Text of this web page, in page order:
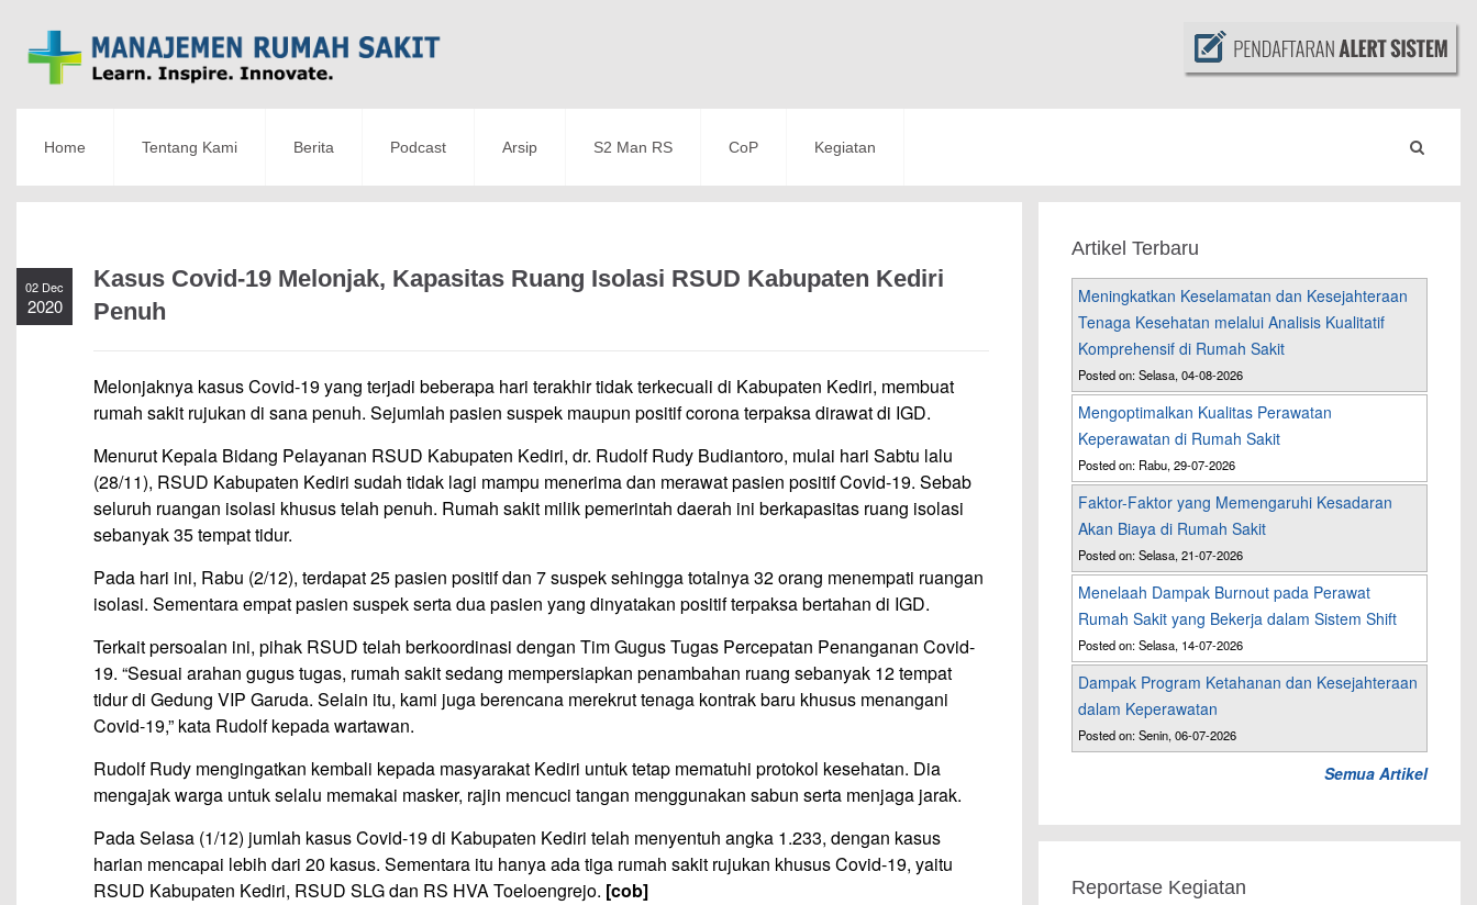
Home Tentang Kami Berita Podcast Arsip S2 Man RS CoP Kegiatan
02 Dec
2020
Kasus Covid-19 Melonjak, Kapasitas Ruang Isolasi RSUD Kabupaten Kediri
Penuh
Melonjaknya kasus Covid-19 yang terjadi beberapa hari terakhir tidak terkecuali di Kabupaten Kediri, membuat
rumah sakit rujukan di sana penuh. Sejumlah pasien suspek maupun positif corona terpaksa dirawat di IGD.
Menurut Kepala Bidang Pelayanan RSUD Kabupaten Kediri, dr. Rudolf Rudy Budiantoro, mulai hari Sabtu lalu
(28/11), RSUD Kabupaten Kediri sudah tidak lagi mampu menerima dan merawat pasien positif Covid-19. Sebab
seluruh ruangan isolasi khusus telah penuh. Rumah sakit milik pemerintah daerah ini berkapasitas ruang isolasi
sebanyak 35 tempat tidur.
Pada hari ini, Rabu (2/12), terdapat 25 pasien positif dan 7 suspek sehingga totalnya 32 orang menempati ruangan
isolasi. Sementara empat pasien suspek serta dua pasien yang dinyatakan positif terpaksa bertahan di IGD.
Terkait persoalan ini, pihak RSUD telah berkoordinasi dengan Tim Gugus Tugas Percepatan Penanganan Covid-
19. “Sesuai arahan gugus tugas, rumah sakit sedang mempersiapkan penambahan ruang sebanyak 12 tempat
tidur di Gedung VIP Garuda. Selain itu, kami juga berencana merekrut tenaga kontrak baru khusus menangani
Covid-19,” kata Rudolf kepada wartawan.
Rudolf Rudy mengingatkan kembali kepada masyarakat Kediri untuk tetap mematuhi protokol kesehatan. Dia
mengajak warga untuk selalu memakai masker, rajin mencuci tangan menggunakan sabun serta menjaga jarak.
Pada Selasa (1/12) jumlah kasus Covid-19 di Kabupaten Kediri telah menyentuh angka 1.233, dengan kasus
harian mencapai lebih dari 20 kasus. Sementara itu hanya ada tiga rumah sakit rujukan khusus Covid-19, yaitu
RSUD Kabupaten Kediri, RSUD SLG dan RS HVA Toeloengrejo. [cob]
Artikel Terbaru
Meningkatkan Keselamatan dan Kesejahteraan
Tenaga Kesehatan melalui Analisis Kualitatif
Komprehensif di Rumah Sakit
Posted on: Selasa, 04-08-2026
Mengoptimalkan Kualitas Perawatan
Keperawatan di Rumah Sakit
Posted on: Rabu, 29-07-2026
Faktor-Faktor yang Memengaruhi Kesadaran
Akan Biaya di Rumah Sakit
Posted on: Selasa, 21-07-2026
Menelaah Dampak Burnout pada Perawat
Rumah Sakit yang Bekerja dalam Sistem Shift
Posted on: Selasa, 14-07-2026
Dampak Program Ketahanan dan Kesejahteraan
dalam Keperawatan
Posted on: Senin, 06-07-2026
Semua Artikel
Reportase Kegiatan